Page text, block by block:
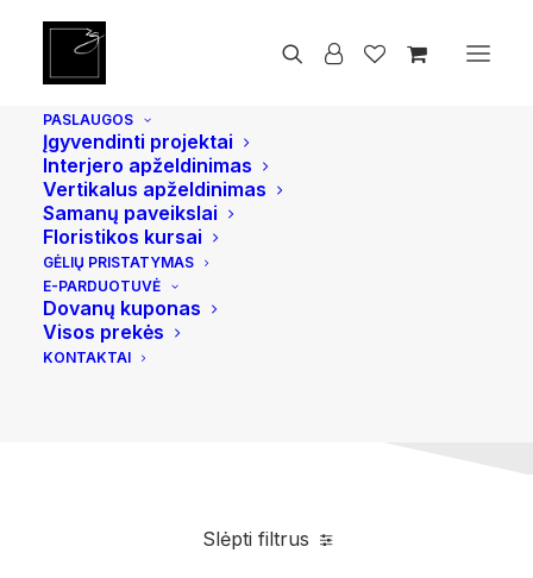
PASLAUGOS
Įgyvendinti projektai
Interjero apželdinimas
Vertikalus apželdinimas
Samanų paveikslai
Floristikos kursai
GĖLIŲ PRISTATYMAS
E-PARDUOTUVĖ
Dovanų kuponas
Visos prekės
KONTAKTAI
Mažoji meno kolekcija
Autorinės skulptūros, paveikslai ir kiti meno
dirbiniai, subtiliai papildantys namų ar darbo
erdvę. Tai kūriniai, kuriuose susitinka forma,
medžiaga ir emocija – prasminga detalė interjerui
Slėpti filtrus